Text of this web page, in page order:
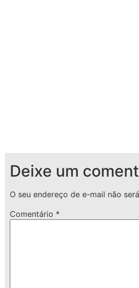
Deixe um
O seu endereço de e-mail não
Comentário *